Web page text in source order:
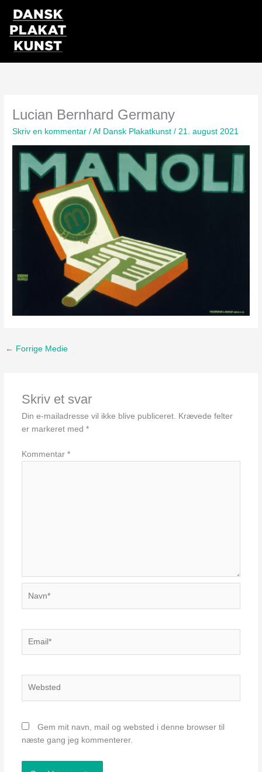
indholdet
Lucian Bernhard Germany
Skriv en kommentar / Af Dansk Plakatkunst/ 21. august 2021
← Forrige Medie
Skriv et svar
Din e-mailadresse vil ikke blive publiceret. Krævede felter
er markeret med *
Kommentar *
Gem mit navn, mail og websted i denne browser til
næste gang jeg kommenterer.